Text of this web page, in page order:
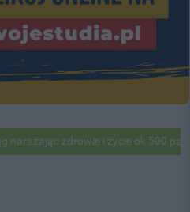
zdrowie i życie ok 500